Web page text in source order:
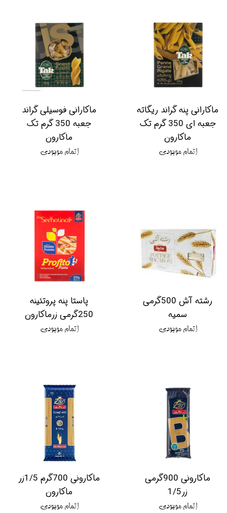
ماکارانی پنه گراند ریگاته
جعبه ای 350 گرم تک
ماکارون
اتمام موجودی
ماکارانی فوسیلی گراند
جعبه 350 گرم تک
ماکارون
اتمام موجودی
رشته آش 500گرمی
سمیه
اتمام موجودی
پاستا پنه پروتئینه
250گرمی زرماکارون
اتمام موجودی
ماکارونی 900گرمی
زر1/5
اتمام موجودی
ماکارونی 700گرم 1/5زر
ماکارون
اتمام موجودی